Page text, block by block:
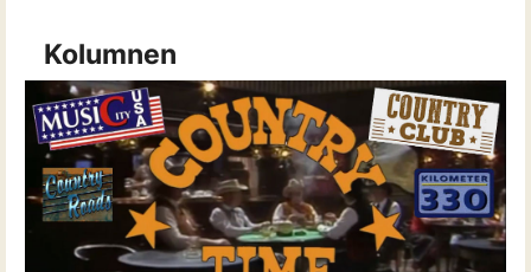
Kolumnen